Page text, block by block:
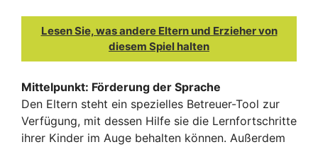
Lesen Sie, was andere Eltern und Erzieher von
diesem Spiel halten
Mittelpunkt: Förderung der Sprache
Den Eltern steht ein spezielles Betreuer-Tool zur
Verfügung, mit dessen Hilfe sie die Lernfortschritte
ihrer Kinder im Auge behalten können. Außerdem